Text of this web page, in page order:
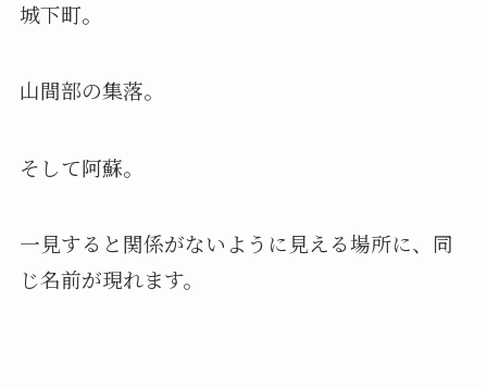
城下町。
山間部の集落。
そして阿蘇。
一見すると関係がないように見える場所に、同
じ名前が現れます。